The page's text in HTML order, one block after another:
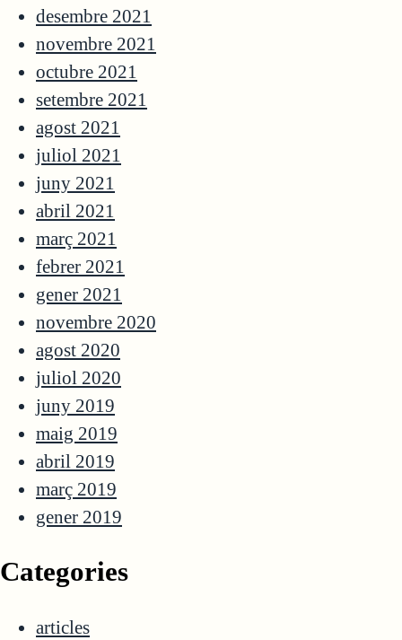
desembre 2021
novembre 2021
octubre 2021
setembre 2021
agost 2021
juliol 2021
juny 2021
abril 2021
març 2021
febrer 2021
gener 2021
novembre 2020
agost 2020
juliol 2020
juny 2019
maig 2019
abril 2019
març 2019
gener 2019
Categories
articles